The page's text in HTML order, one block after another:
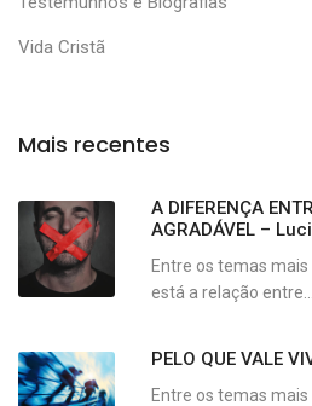
Vida Cristã
Mais recentes
A DIFERENÇA
AGRADÁVEL –
Entre os temas
está a relação entre...
PELO QUE VALE
Entre os temas